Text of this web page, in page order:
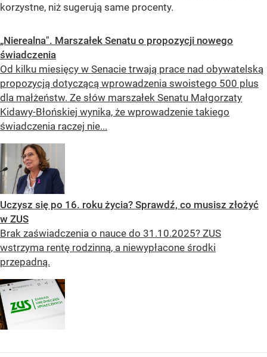
korzystne, niż sugerują same procenty.
„Nierealna". Marszałek Senatu o propozycji nowego
świadczenia
Od kilku miesięcy w Senacie trwają prace nad obywatelską
propozycją dotyczącą wprowadzenia swoistego 500 plus
dla małżeństw. Ze słów marszałek Senatu Małgorzaty
Kidawy-Błońskiej wynika, że wprowadzenie takiego
świadczenia raczej nie...
Uczysz się po 16. roku życia? Sprawdź, co musisz złożyć
w ZUS
Brak zaświadczenia o nauce do 31.10.2025? ZUS
wstrzyma rentę rodzinną, a niewypłacone środki
przepadną.